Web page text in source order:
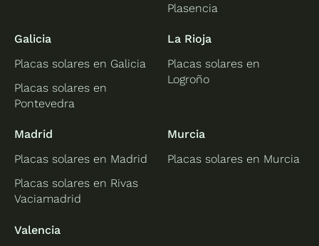
Plasencia
Galicia
Placas solares en Galicia
Placas solares en
Pontevedra
La Rioja
Placas solares en
Logroño
Madrid
Placas solares en Madrid
Placas solares en Rivas
Vaciamadrid
Murcia
Placas solares en Murcia
Valencia